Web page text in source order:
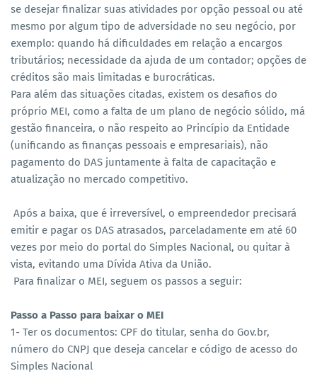
se desejar finalizar suas atividades por opção pessoal ou até
mesmo por algum tipo de adversidade no seu negócio, por
exemplo: quando há dificuldades em relação a encargos
tributários; necessidade da ajuda de um contador; opções de
créditos são mais limitadas e burocráticas.
Para além das situações citadas, existem os desafios do
próprio MEI, como a falta de um plano de negócio sólido, má
gestão financeira, o não respeito ao Princípio da Entidade
(unificando as finanças pessoais e empresariais), não
pagamento do DAS juntamente à falta de capacitação e
atualização no mercado competitivo.
Após a baixa, que é irreversível, o empreendedor precisará
emitir e pagar os DAS atrasados, parceladamente em até 60
vezes por meio do portal do Simples Nacional, ou quitar à
vista, evitando uma Dívida Ativa da União.
Para finalizar o MEI, seguem os passos a seguir:
Passo a Passo para baixar o MEI
1- Ter os documentos: CPF do titular, senha do Gov.br,
número do CNPJ que deseja cancelar e código de acesso do
Simples Nacional